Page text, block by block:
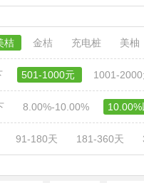
桔 金桔 充电桩 美柚
501-1000元 1001-
8.00%-10.00%
91-180天 181-360天